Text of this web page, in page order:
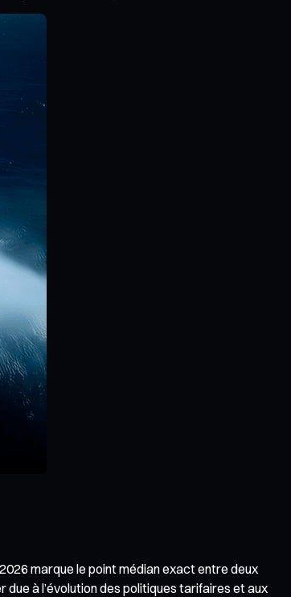
marque le point médian exact entre deux
à l’évolution des politiques tarifaires et aux